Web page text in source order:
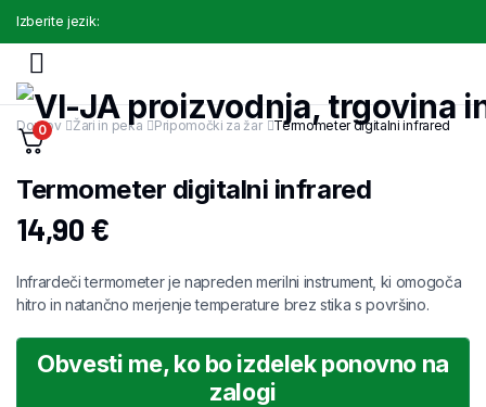
Izberite jezik:
0
Domov Žari in peka Pripomočki za žar Termometer digitalni infrared
Termometer digitalni infrared
14,90 €
Infrardeči termometer je napreden merilni instrument, ki omogoča
hitro in natančno merjenje temperature brez stika s površino.
Obvesti me, ko bo izdelek ponovno na
zalogi